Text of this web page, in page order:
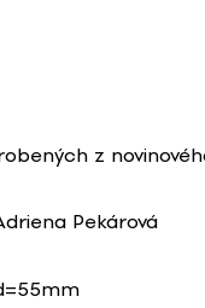
z
Pekárová